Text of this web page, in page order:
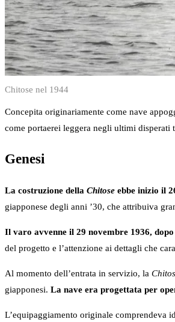
Chitose nel 1944
Concepita originariamente come nave
come portaerei leggera negli ultimi disperati
Genesi
La costruzione della Chitose ebbe inizio il
giapponese degli anni ’30, che attribuiva
Il varo avvenne il 29 novembre 1936,
del progetto e l’attenzione ai dettagli che
Al momento dell’entrata in servizio, la
giapponesi. La nave era progettata per
L’equipaggiamento originale comprendeva